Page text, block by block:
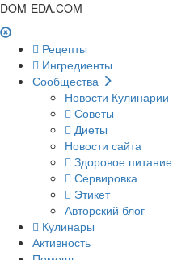
DOM-EDA.COM
Рецепты
Ингредиенты
Сообщества
Новости Кулинарии
Советы
Диеты
Новости сайта
Здоровое питание
Сервировка
Этикет
Авторский блог
Кулинары
Активность